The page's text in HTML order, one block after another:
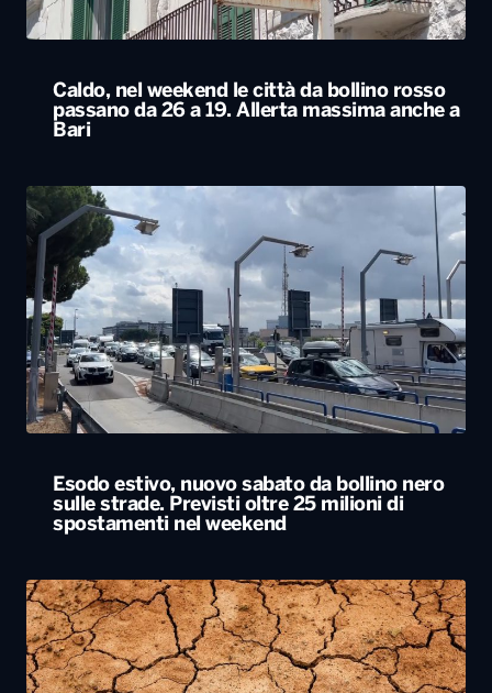
Caldo, nel weekend le città da bollino rosso
passano da 26 a 19. Allerta massima anche a
Bari
Esodo estivo, nuovo sabato da bollino nero
sulle strade. Previsti oltre 25 milioni di
spostamenti nel weekend